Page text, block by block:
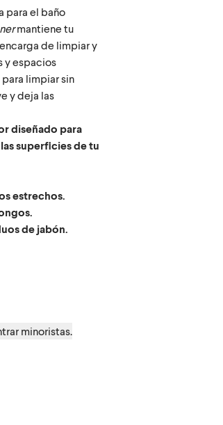
para el baño
mantiene tu
de limpiar y
y espacios
limpiar sin
y deja las
diseñado para
superficies de tu
estrechos.
de jabón.
minoristas.